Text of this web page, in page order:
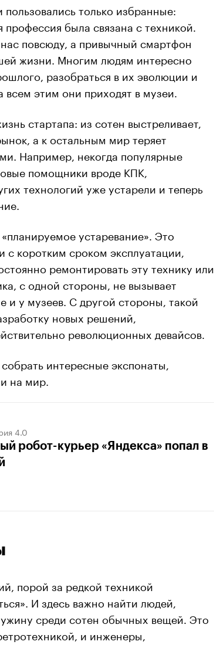
только избранные:
была связана с техникой.
повсюду, а привычный смартфон
жизни. Многим людям интересно
разобраться в их эволюции и
этим они приходят в музеи.
стартапа: из сотен выстреливает,
а к остальным мир теряет
Например, некогда популярные
помощники вроде КПК,
технологий уже устарели и теперь
устаревание». Это
с коротким сроком эксплуатации,
ремонтировать эту технику или
с одной стороны, не вызывает
и у музеев. С другой стороны, такой
новых решений,
революционных девайсов.
интересные экспонаты,
на мир.
4.0
робот-курьер «Яндекса» попал в
порой за редкой техникой
И здесь важно найти людей,
среди сотен обычных вещей. Это
и инженеры,